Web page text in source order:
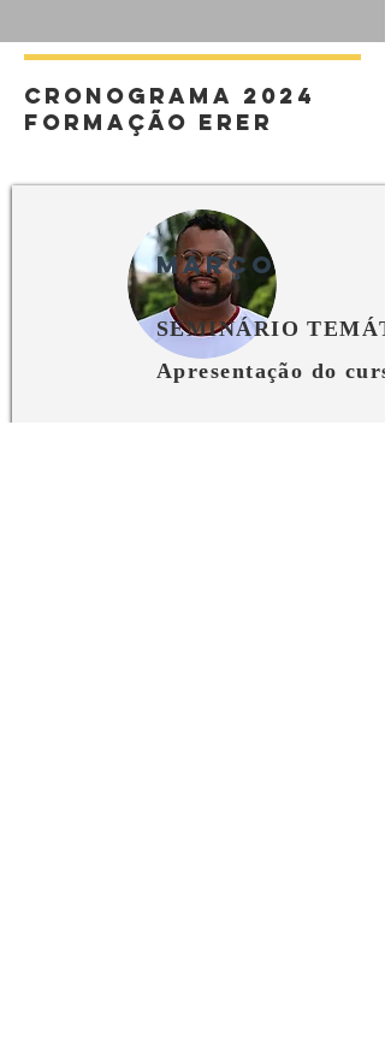
cronograma 2024
formação erer
março
SEMINÁRIO
Apresentação do curso